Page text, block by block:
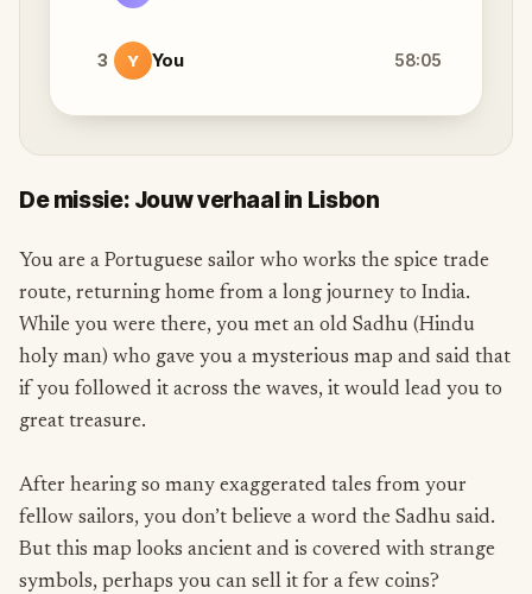
3 Y You 58:05
De missie: Jouw verhaal in Lisbon
You are a Portuguese sailor who works the spice trade
route, returning home from a long journey to India.
While you were there, you met an old Sadhu (Hindu
holy man) who gave you a mysterious map and said that
if you followed it across the waves, it would lead you to
great treasure.
After hearing so many exaggerated tales from your
fellow sailors, you don’t believe a word the Sadhu said.
But this map looks ancient and is covered with strange
symbols, perhaps you can sell it for a few coins?